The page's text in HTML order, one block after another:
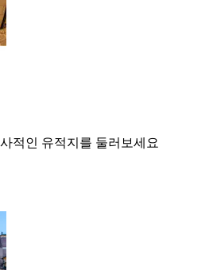
적인 유적지를 둘러보세요